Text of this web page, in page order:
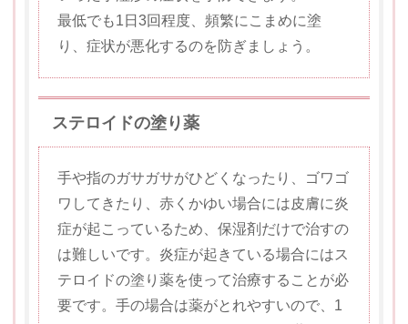
最低でも1日3回程度、頻繁にこまめに塗
り、症状が悪化するのを防ぎましょう。
ステロイドの塗り薬
手や指のガサガサがひどくなったり、ゴワゴ
ワしてきたり、赤くかゆい場合には皮膚に炎
症が起こっているため、保湿剤だけで治すの
は難しいです。炎症が起きている場合にはス
テロイドの塗り薬を使って治療することが必
要です。手の場合は薬がとれやすいので、1